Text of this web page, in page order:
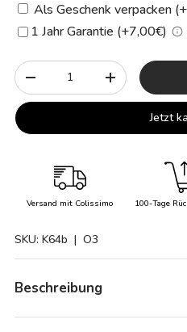
Als Geschenk verpacken
1 Jahr Garantie (+7,00€)
Anzahl
-
+
Jetzt
Versand mit Colissimo 100-Tage
SKU: K64b | O3
Beschreibung